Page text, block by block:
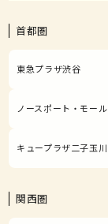
首都圏
東急プラザ渋谷
ノースポート・モール
キュープラザ二子玉川
関西圏